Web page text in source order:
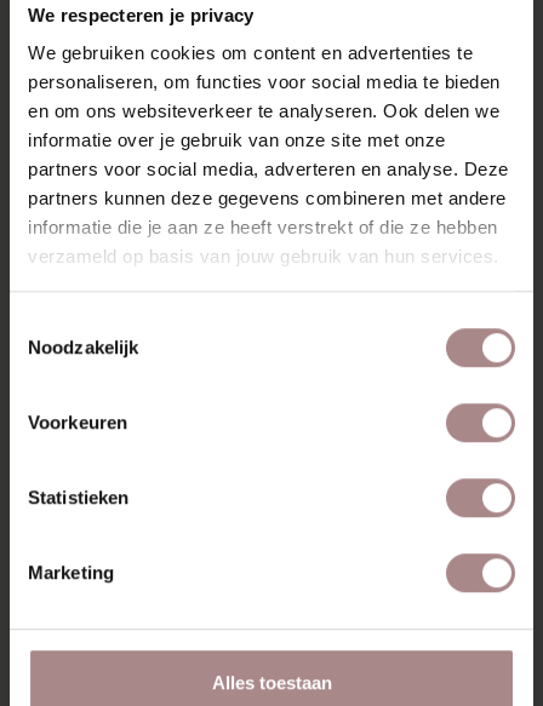
We respecteren je privacy
We gebruiken cookies om content en advertenties te
personaliseren, om functies voor social media te bieden
en om ons websiteverkeer te analyseren. Ook delen we
informatie over je gebruik van onze site met onze
partners voor social media, adverteren en analyse. Deze
partners kunnen deze gegevens combineren met andere
informatie die je aan ze heeft verstrekt of die ze hebben
verzameld op basis van jouw gebruik van hun services.
Noodzakelijk
Voorkeuren
Statistieken
Marketing
Alles toestaan
Jarenlang zorgeloos genieten? Bestel de vlekken- en
constructieservice van Oranje Furniture Care (
service) bij je bank.
MOGELIJKHEDEN
KENMERKEN
SAV & ØKSE BANKEN COLLECTIE
STOFSTALEN BESTELLEN
MISSCHIEN VIND JE DIT